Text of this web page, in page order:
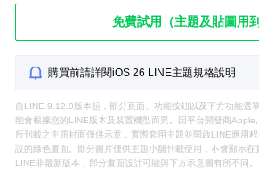
免費試用（主題及貼圖用到
購買前請詳閱iOS 26 LINE主題規格說明
自LINE 9.12.0版本起，部分頁面、功能按鈕以及下方功能選
能會根據您的LINE版本及裝置機型而異。因平台開發商
所刊載之主題封面僅供示意，實際套用主題並開啟LINE應用
設的綠色畫面。部分圖片僅供主題小舖刊載使用，不會顯示
LINE非最新版本，部分畫面設計可能與下方示意圖有所不同。